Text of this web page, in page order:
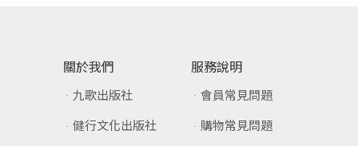
關於我們
九歌出版社
健行文化出版社
服務說明
會員常見問題
購物常見問題